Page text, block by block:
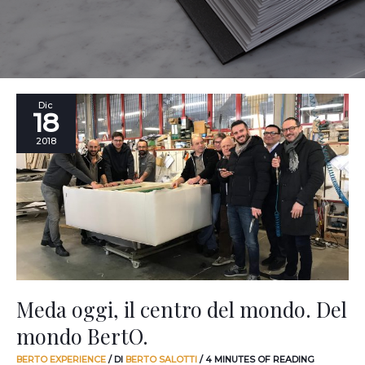
Dic
18
2018
Meda oggi, il centro del mondo. Del
mondo BertO.
BERTO EXPERIENCE / DI BERTO SALOTTI /4 MINUTES OF READING
Meda
oggi,
del
mondo.
Del
mondo
BertO.